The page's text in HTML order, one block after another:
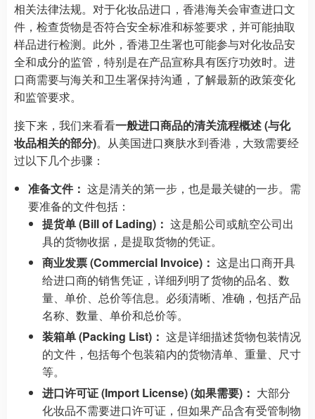
相关法律法规。对于化妆品进口，香港海关会审查进口文
件，检查货物是否符合安全标准和标签要求，并可能抽取
样品进行检测。此外，香港卫生署也可能参与对化妆品安
全和成分的监管，特别是在产品宣称具有医疗功效时。进
口商需要与海关和卫生署保持沟通，了解最新的政策变化
和监管要求。
接下来，我们来看看一般进口商品的清关流程概述 (与化
妆品相关的部分)。从美国进口爽肤水到香港，大致需要经
过以下几个步骤：
准备文件： 这是清关的第一步，也是最关键的一步。需
要准备的文件包括：
提货单 (Bill of Lading)： 这是船公司或航空公司出
具的货物收据，是提取货物的凭证。
商业发票 (Commercial Invoice)： 这是出口商开具
给进口商的销售凭证，详细列明了货物的品名、数
量、单价、总价等信息。必须清晰、准确，包括产品
名称、数量、单价和总价等。
装箱单 (Packing List)： 这是详细描述货物包装情况
的文件，包括每个包装箱内的货物清单、重量、尺寸
等。
进口许可证 (Import License) (如果需要)： 大部分
化妆品不需要进口许可证，但如果产品含有受管制物